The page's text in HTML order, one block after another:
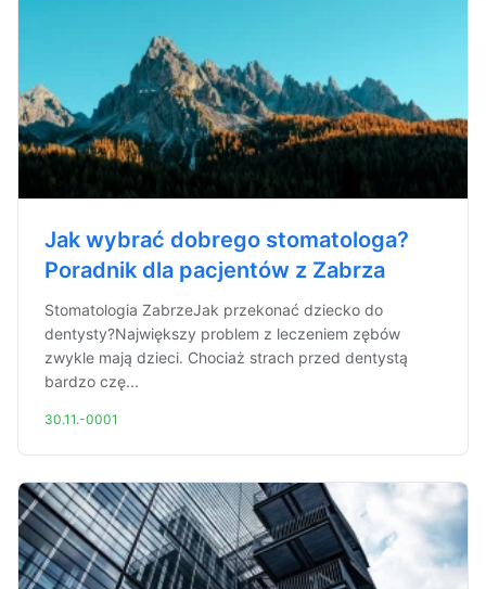
Jak wybrać dobrego stomatologa?
Poradnik dla pacjentów z Zabrza
Stomatologia ZabrzeJak przekonać dziecko do
dentysty?Największy problem z leczeniem zębów
zwykle mają dzieci. Chociaż strach przed dentystą
bardzo czę...
30.11.-0001